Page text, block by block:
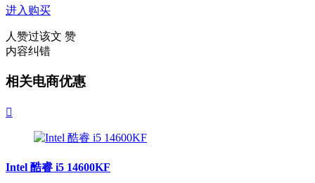
进入购买
人赞过该文 赞
内容纠错
相关电商优惠

Intel 酷睿 i5 14600KF